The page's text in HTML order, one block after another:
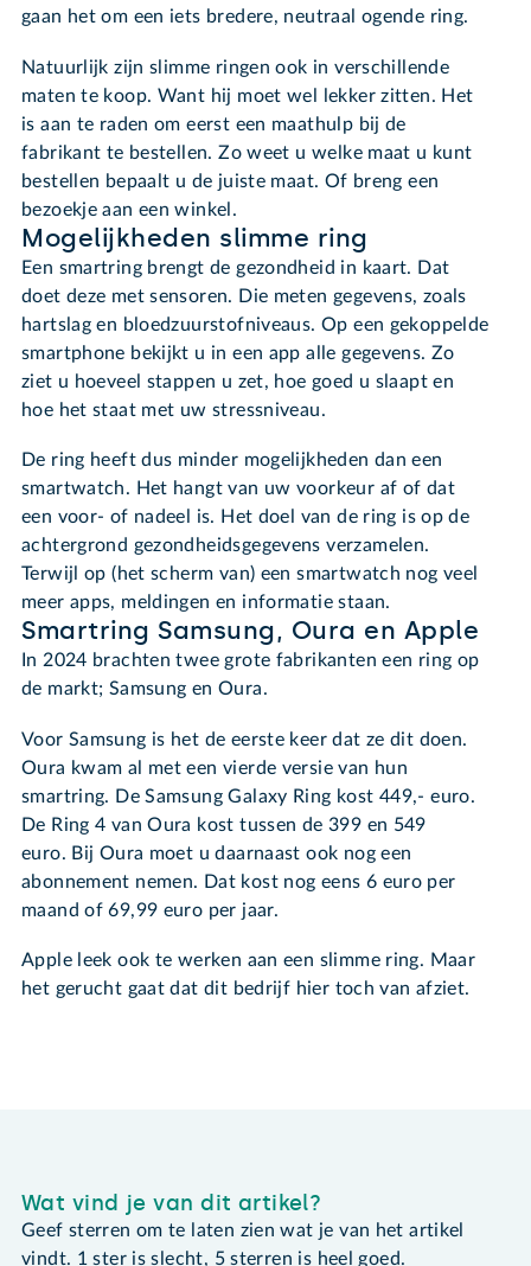
gaan het om een iets bredere, neutraal ogende ring.
Natuurlijk zijn slimme ringen ook in verschillende
maten te koop. Want hij moet wel lekker zitten. Het
is aan te raden om eerst een maathulp bij de
fabrikant te bestellen. Zo weet u welke maat u kunt
bestellen bepaalt u de juiste maat. Of breng een
bezoekje aan een winkel.
Mogelijkheden slimme ring
Een smartring brengt de gezondheid in kaart. Dat
doet deze met sensoren. Die meten gegevens, zoals
hartslag en bloedzuurstofniveaus. Op een gekoppelde
smartphone bekijkt u in een app alle gegevens. Zo
ziet u hoeveel stappen u zet, hoe goed u slaapt en
hoe het staat met uw stressniveau.
De ring heeft dus minder mogelijkheden dan een
smartwatch. Het hangt van uw voorkeur af of dat
een voor- of nadeel is. Het doel van de ring is op de
achtergrond gezondheidsgegevens verzamelen.
Terwijl op (het scherm van) een smartwatch nog veel
meer apps, meldingen en informatie staan.
Smartring Samsung, Oura en Apple
In 2024 brachten twee grote fabrikanten een ring op
de markt; Samsung en Oura.
Voor Samsung is het de eerste keer dat ze dit doen.
Oura kwam al met een vierde versie van hun
smartring. De Samsung Galaxy Ring kost 449,- euro.
De Ring 4 van Oura kost tussen de 399 en 549
euro. Bij Oura moet u daarnaast ook nog een
abonnement nemen. Dat kost nog eens 6 euro per
maand of 69,99 euro per jaar.
Apple leek ook te werken aan een slimme ring. Maar
het gerucht gaat dat dit bedrijf hier toch van afziet.
Wat vind je van dit artikel?
Geef sterren om te laten zien wat je van het artikel
vindt. 1 ster is slecht, 5 sterren is heel goed.